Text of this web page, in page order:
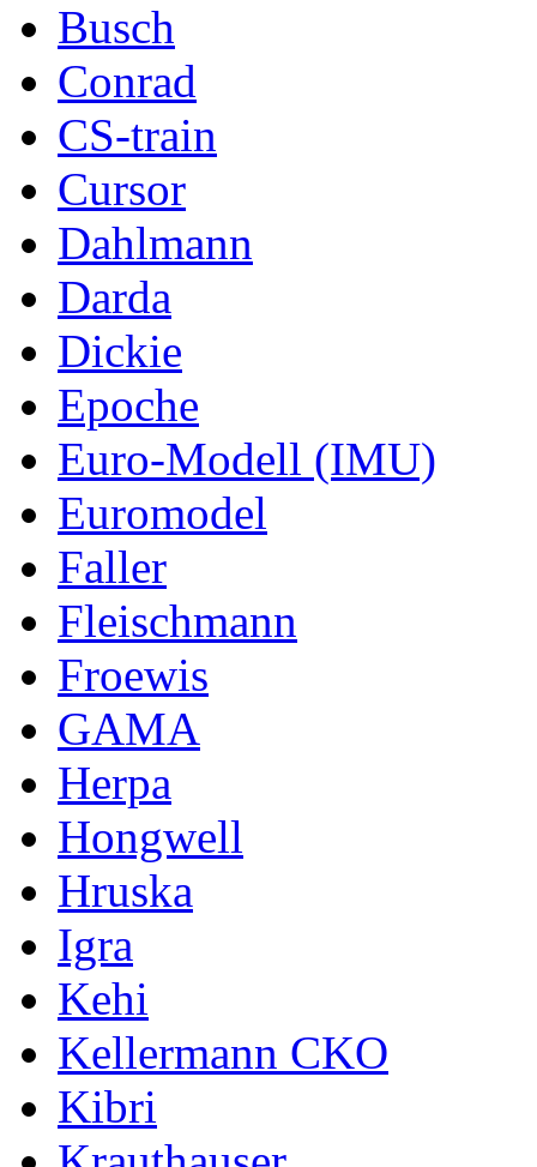
Busch
Conrad
CS-train
Cursor
Dahlmann
Darda
Dickie
Epoche
Euro-Modell (IMU)
Euromodel
Faller
Fleischmann
Froewis
GAMA
Herpa
Hongwell
Hruska
Igra
Kehi
Kellermann CKO
Kibri